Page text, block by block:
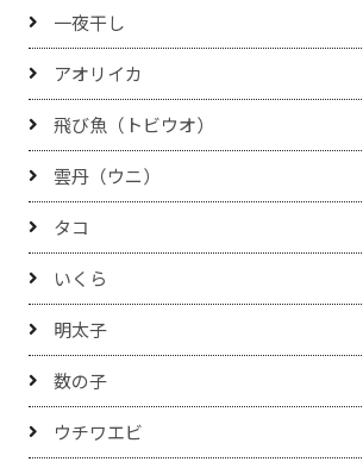
一夜干し
アオリイカ
飛び魚（トビウオ）
雲丹（ウニ）
タコ
いくら
明太子
数の子
ウチワエビ